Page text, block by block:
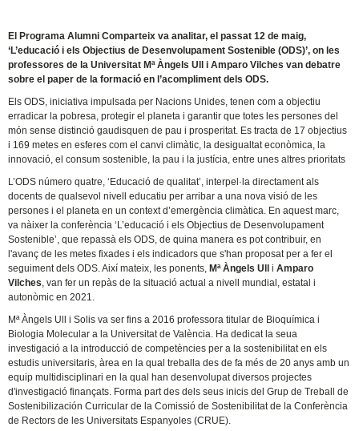
El Programa Alumni Comparteix va analitar, el passat 12 de maig,
‘L’educació i els Objectius de Desenvolupament Sostenible (ODS)’, on les
professores de la Universitat Mª Àngels Ull i Amparo Vilches van debatre
sobre el paper de la formació en l’acompliment dels ODS.
Els ODS, iniciativa impulsada per Nacions Unides, tenen com a objectiu
erradicar la pobresa, protegir el planeta i garantir que totes les persones del
món sense distinció gaudisquen de pau i prosperitat. Es tracta de 17 objectius
i 169 metes en esferes com el canvi climàtic, la desigualtat econòmica, la
innovació, el consum sostenible, la pau i la justícia, entre unes altres prioritats
L’ODS número quatre, ‘Educació de qualitat’, interpel·la directament als
docents de qualsevol nivell educatiu per arribar a una nova visió de les
persones i el planeta en un context d’emergència climàtica. En aquest marc,
va nàixer la conferència ‘L’educació i els Objectius de Desenvolupament
Sostenible’, que repassà els ODS, de quina manera es pot contribuir, en
l'avanç de les metes fixades i els indicadors que s'han proposat per a fer el
seguiment dels ODS. Així mateix, les ponents, Mª Àngels Ull i Amparo
Vilches, van fer un repàs de la situació actual a nivell mundial, estatal i
autonòmic en 2021.
Mª Àngels Ull i Solis va ser fins a 2016 professora titular de Bioquímica i
Biologia Molecular a la Universitat de València. Ha dedicat la seua
investigació a la introducció de competències per a la sostenibilitat en els
estudis universitaris, àrea en la qual treballa des de fa més de 20 anys amb un
equip multidisciplinari en la qual han desenvolupat diversos projectes
d'investigació finançats. Forma part des dels seus inicis del Grup de Treball de
Sostenibilización Curricular de la Comissió de Sostenibilitat de la Conferència
de Rectors de les Universitats Espanyoles (CRUE).